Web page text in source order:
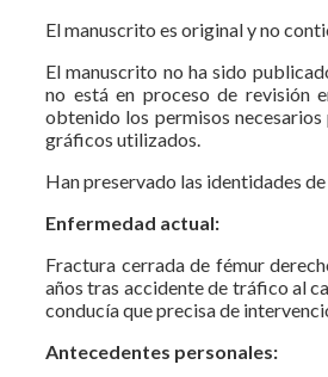
El manuscrito es original y no
El manuscrito no ha sido
no está en proceso de revisión
obtenido los permisos necesarios
gráficos utilizados.
Han preservado las identidades de
Enfermedad actual:
Fractura cerrada de fémur
años tras accidente de tráfico al
conducía que precisa de
Antecedentes personales: